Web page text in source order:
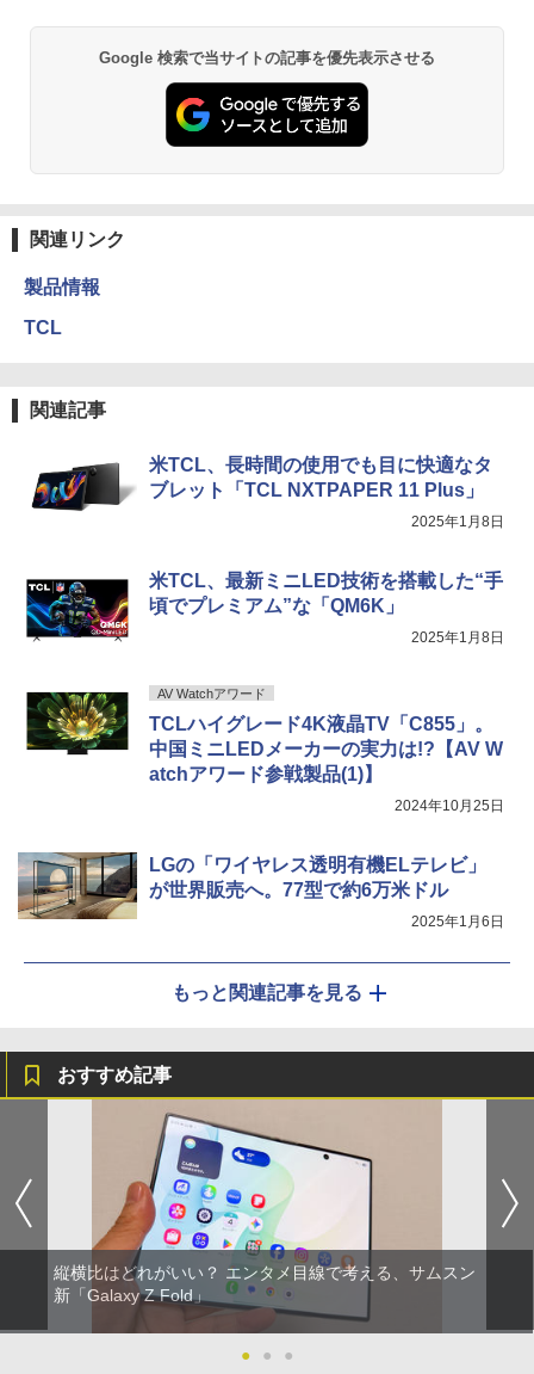
Google 検索で当サイトの記事を優先表示させる
関連リンク
製品情報
TCL
関連記事
米TCL、長時間の使用でも目に快適なタ
ブレット「TCL NXTPAPER 11 Plus」
2025年1月8日
米TCL、最新ミニLED技術を搭載した“手
頃でプレミアム”な「QM6K」
2025年1月8日
AV Watchアワード
TCLハイグレード4K液晶TV「C855」。
中国ミニLEDメーカーの実力は!?【AV W
atchアワード参戦製品(1)】
2024年10月25日
LGの「ワイヤレス透明有機ELテレビ」
が世界販売へ。77型で約6万米ドル
2025年1月6日
もっと関連記事を見る
おすすめ記事
縦横比はどれがいい？ エンタメ目線で考える、サムスン
新「Galaxy Z Fold」
● ● ●